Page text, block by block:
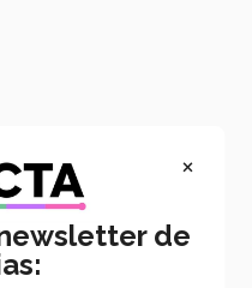
PrepaTec
×
de